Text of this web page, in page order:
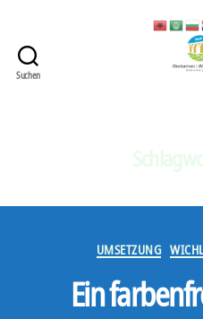
Suchen
UMSETZUNG
Ein